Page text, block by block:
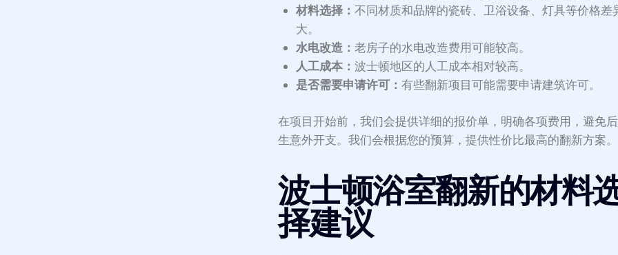
材料选择： 不同材质和品牌的瓷砖、卫浴设备、灯具等价格差
大。
水电改造： 老房子的水电改造费用可能较高。
人工成本： 波士顿地区的人工成本相对较高。
是否需要申请许可： 有些翻新项目可能需要申请建筑许可。
在项目开始前，我们会提供详细的报价单，明确各项费用，避免
生意外开支。我们会根据您的预算，提供性价比最高的翻新方案。
波士顿浴室翻新的材料
择建议